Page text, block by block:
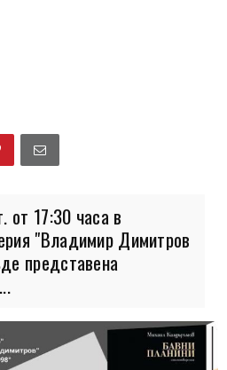
от 17:30 часа в
"Владимир Димитров
представена